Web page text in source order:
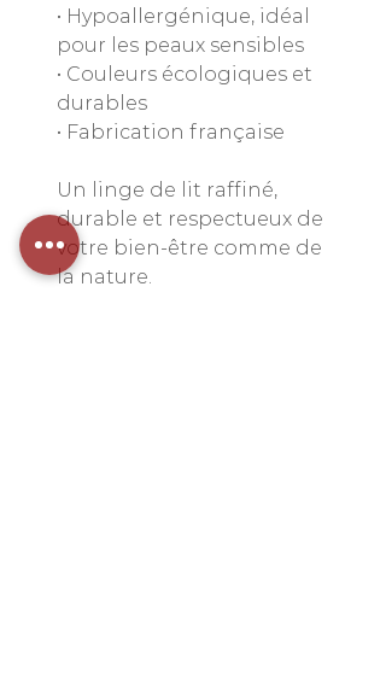
• Hypoallergénique, idéal
pour les peaux sensibles
• Couleurs écologiques et
durables
• Fabrication française
Un linge de lit raffiné,
durable et respectueux de
votre bien-être comme de
la nature.